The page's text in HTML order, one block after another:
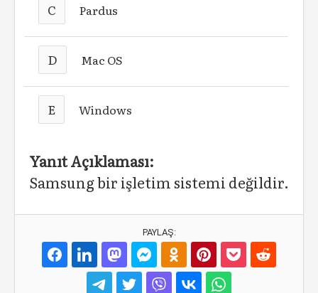
C Pardus
D Mac OS
E Windows
Yanıt Açıklaması:
Samsung bir işletim sistemi değildir.
PAYLAŞ: